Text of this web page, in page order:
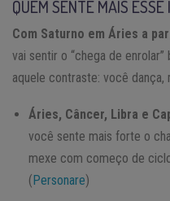
QUEM SENTE MAIS
Com Saturno em Áries a
vai sentir o “chega de
aquele contraste: você dança,
Áries, Câncer, Libra e
você sente mais forte o
mexe com começo de
(Personare)